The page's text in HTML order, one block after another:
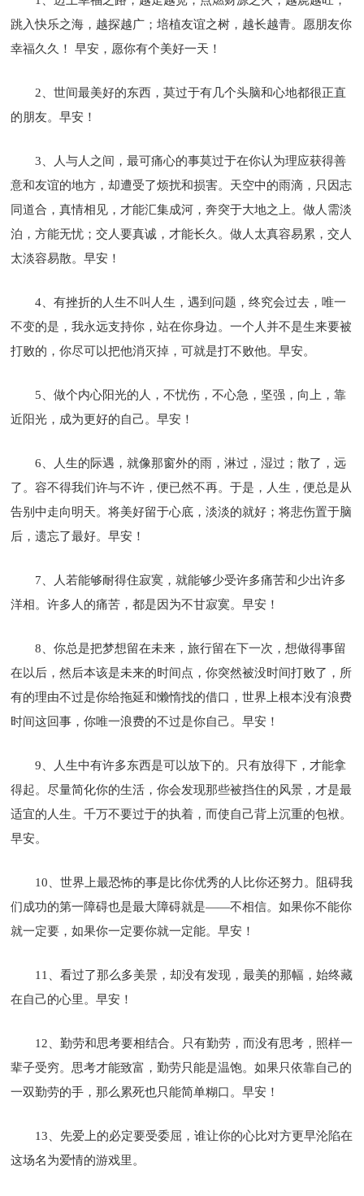
跳入快乐之海，越探越广；培植友谊之树，越长越青。愿朋友你
幸福久久！ 早安，愿你有个美好一天！
2、世间最美好的东西，莫过于有几个头脑和心地都很正直
的朋友。早安！
3、人与人之间，最可痛心的事莫过于在你认为理应获得善
意和友谊的地方，却遭受了烦扰和损害。天空中的雨滴，只因志
同道合，真情相见，才能汇集成河，奔突于大地之上。做人需淡
泊，方能无忧；交人要真诚，才能长久。做人太真容易累，交人
太淡容易散。早安！
4、有挫折的人生不叫人生，遇到问题，终究会过去，唯一
不变的是，我永远支持你，站在你身边。一个人并不是生来要被
打败的，你尽可以把他消灭掉，可就是打不败他。早安。
5、做个内心阳光的人，不忧伤，不心急，坚强，向上，靠
近阳光，成为更好的自己。早安！
6、人生的际遇，就像那窗外的雨，淋过，湿过；散了，远
了。容不得我们许与不许，便已然不再。于是，人生，便总是从
告别中走向明天。将美好留于心底，淡淡的就好；将悲伤置于脑
后，遗忘了最好。早安！
7、人若能够耐得住寂寞，就能够少受许多痛苦和少出许多
洋相。许多人的痛苦，都是因为不甘寂寞。早安！
8、你总是把梦想留在未来，旅行留在下一次，想做得事留
在以后，然后本该是未来的时间点，你突然被没时间打败了，所
有的理由不过是你给拖延和懒惰找的借口，世界上根本没有浪费
时间这回事，你唯一浪费的不过是你自己。早安！
9、人生中有许多东西是可以放下的。只有放得下，才能拿
得起。尽量简化你的生活，你会发现那些被挡住的风景，才是最
适宜的人生。千万不要过于的执着，而使自己背上沉重的包袱。
早安。
10、世界上最恐怖的事是比你优秀的人比你还努力。阻碍我
们成功的第一障碍也是最大障碍就是——不相信。如果你不能你
就一定要，如果你一定要你就一定能。早安！
11、看过了那么多美景，却没有发现，最美的那幅，始终藏
在自己的心里。早安！
12、勤劳和思考要相结合。只有勤劳，而没有思考，照样一
辈子受穷。思考才能致富，勤劳只能是温饱。如果只依靠自己的
一双勤劳的手，那么累死也只能简单糊口。早安！
13、先爱上的必定要受委屈，谁让你的心比对方更早沦陷在
这场名为爱情的游戏里。